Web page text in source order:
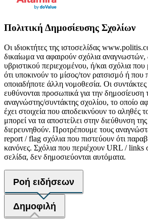
Πολιτική Δημοσίευσης Σχολίων
Οι ιδιοκτήτες της ιστοσελίδας
δικαίωμα να αφαιρούν σχόλια αναγνωστών,
υβριστικού περιεχομένου, ή/και σχόλια
ότι υποκινούν το μίσος/τον ρατσισμό ή που
οποιαδήποτε άλλη νομοθεσία. Οι
ευθύνονται προσωπικά για την δημοσίευση
αναγνώστης/συντάκτης σχολίου, το οποίο
έχει στοιχεία που αποδεικνύουν το αληθές
μπορεί να τα αποστείλει στην διεύθυνση
διερευνηθούν. Προτρέπουμε τους
report / flag σχόλια που πιστεύουν ότι
κανόνες. Σχόλια που περιέχουν URL / links
σελίδα, δεν δημοσιεύονται αυτόματα.
Ροή ειδήσεων
Δημοφιλή